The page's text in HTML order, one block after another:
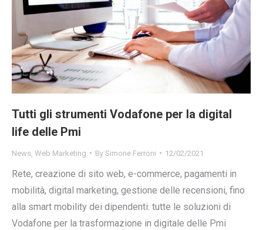
Tutti gli strumenti Vodafone per la digital
life delle Pmi
News Web Marketing By Simone Ferroni 12/02/2021
Rete, creazione di sito web, e-commerce, pagamenti in
mobilità, digital marketing, gestione delle recensioni, fino
alla smart mobility dei dipendenti: tutte le soluzioni di
Vodafone per la trasformazione in digitale delle Pmi